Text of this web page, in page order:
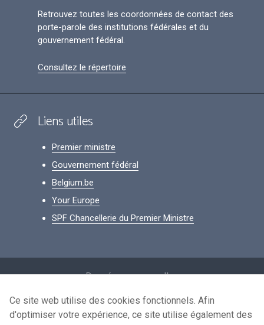
Retrouvez toutes les coordonnées de contact des
porte-parole des institutions fédérales et du
gouvernement fédéral.
Consultez le répertoire
Liens utiles
Premier ministre
Gouvernement fédéral
Belgium.be
Your Europe
SPF Chancellerie du Premier Ministre
Données personnelles
Conditions de réutilisation
Contactez-nous
Ce site web utilise des cookies fonctionnels. Afin
d'optimiser votre expérience, ce site utilise également des